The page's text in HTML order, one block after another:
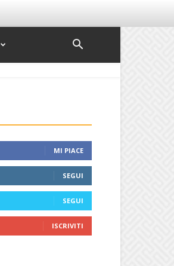
MI PIACE
SEGUI
SEGUI
ISCRIVITI